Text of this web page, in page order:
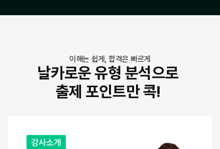
이해는 쉽게, 합격은 빠르게
날카로운 유형 분석으로
출제 포인트만 콕!